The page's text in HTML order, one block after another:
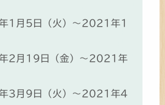
1月5日（火）～2021年1
2月19日（金）～2021年
3月9日（火）～2021年4